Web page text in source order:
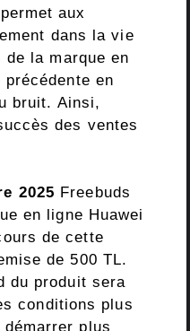
aux
dans la vie
la marque en
en
bruit. Ainsi,
des ventes
2025 Freebuds
en ligne Huawei
de cette
de 500 TL.
du produit sera
conditions plus
plus